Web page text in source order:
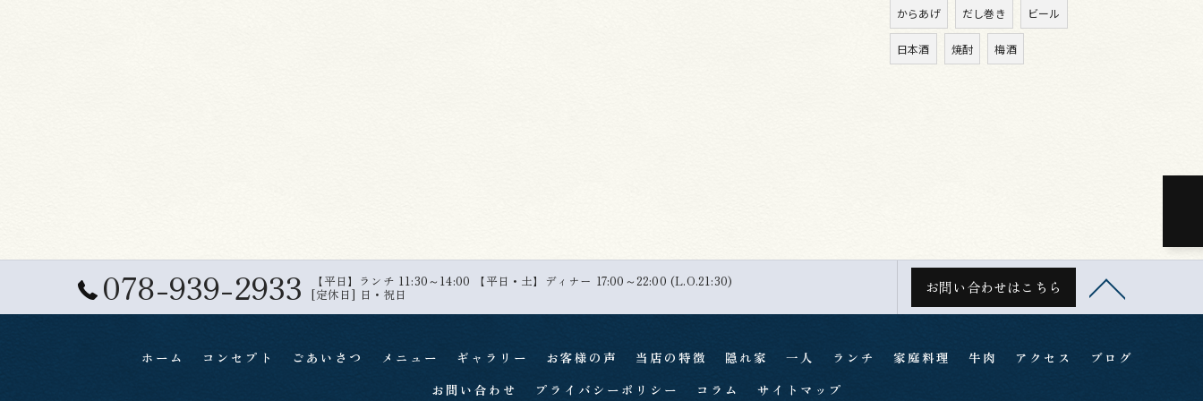
からあげ だし巻き ビール
日本酒 焼酎 梅酒
078-939-2933 【平日】ランチ 11:30～14:00 【平日・土】ディナー 17:00～22:00 (L.O.21:30)
[定休日] 日・祝日 お問い合わせはこちら
ホーム コンセプト ごあいさつ メニュー ギャラリー お客様の声 当店の特徴 隠れ家 一人 ランチ 家庭料理 牛肉 アクセス
ブログ
お問い合わせ
プライバシーポリシー コラム サイトマップ